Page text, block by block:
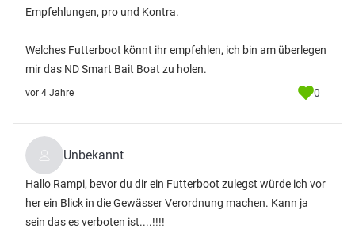
Empfehlungen, pro und Kontra.
Welches Futterboot könnt ihr empfehlen, ich bin am überlegen
mir das ND Smart Bait Boat zu holen.
vor 4 Jahre 0
Unbekannt
Hallo Rampi, bevor du dir ein Futterboot zulegst würde ich vor
her ein Blick in die Gewässer Verordnung machen. Kann ja
sein das es verboten ist....!!!!